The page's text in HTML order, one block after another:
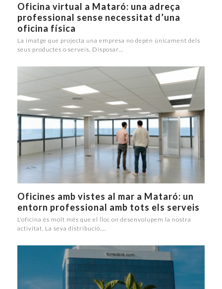
Oficina virtual a Mataró: una adreça
professional sense necessitat d’una
oficina física
La imatge que projecta una empresa no depèn únicament dels
seus productes o serveis. Disposar…
Oficines amb vistes al mar a Mataró: un
entorn professional amb tots els serveis
L'oficina és molt més que el lloc on desenvolupem la nostra
activitat. La seva distribució,…